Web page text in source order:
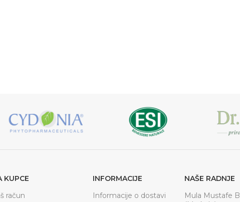
KUPCE
račun
INFORMACIJE
Informacije o dostavi
NAŠE RADNJE
Mula Mustafe